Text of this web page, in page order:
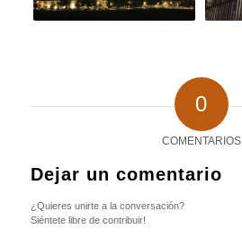
0
COMENTARIOS
Dejar un comentario
¿Quieres unirte a la conversación?
Siéntete libre de contribuir!